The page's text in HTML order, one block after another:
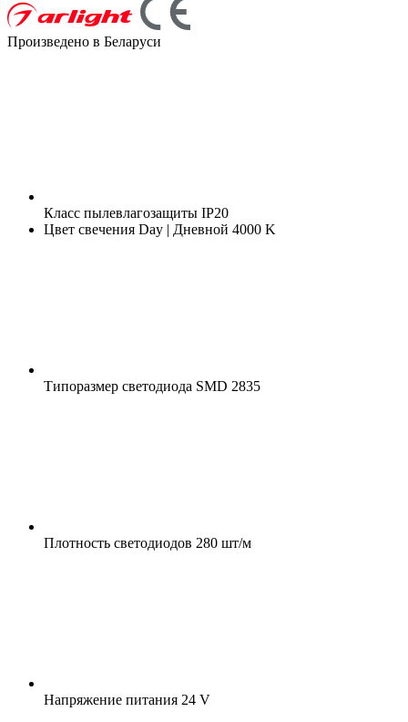
Произведено в Беларуси
Класс пылевлагозащиты IP20
Цвет свечения Day | Дневной 4000 K
Типоразмер светодиода SMD 2835
Плотность светодиодов 280 шт/м
Напряжение питания 24 V